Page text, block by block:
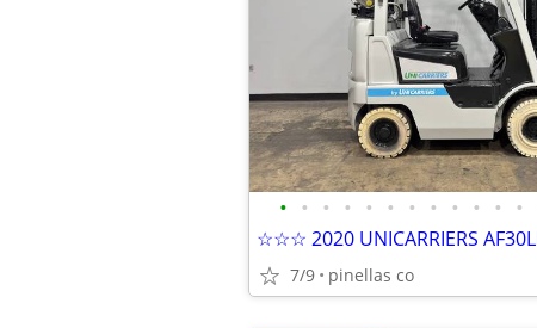
• • • • • • • • • • • •
7/9 pinellas co